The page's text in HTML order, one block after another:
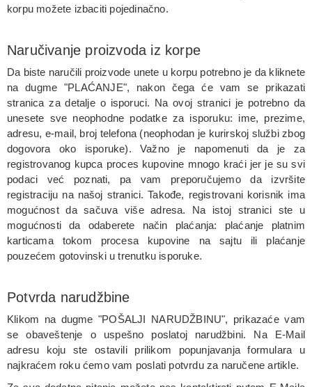
korpu možete izbaciti pojedinačno.
Naručivanje proizvoda iz korpe
Da biste naručili proizvode unete u korpu potrebno je da kliknete
na dugme "PLAĆANJE", nakon čega će vam se prikazati
stranica za detalje o isporuci. Na ovoj stranici je potrebno da
unesete sve neophodne podatke za isporuku: ime, prezime,
adresu, e-mail, broj telefona (neophodan je kurirskoj službi zbog
dogovora oko isporuke). Važno je napomenuti da je za
registrovanog kupca proces kupovine mnogo kraći jer je su svi
podaci već poznati, pa vam preporučujemo da izvršite
registraciju na našoj stranici. Takođe, registrovani korisnik ima
mogućnost da sačuva više adresa. Na istoj stranici ste u
mogućnosti da odaberete način plaćanja: plaćanje platnim
karticama tokom procesa kupovine na sajtu ili plaćanje
pouzećem gotovinski u trenutku isporuke.
Potvrda narudžbine
Klikom na dugme "POŠALJI NARUDŽBINU", prikazaće vam
se obaveštenje o uspešno poslatoj narudžbini. Na E-Mail
adresu koju ste ostavili prilikom popunjavanja formulara u
najkraćem roku ćemo vam poslati potvrdu za naručene artikle.